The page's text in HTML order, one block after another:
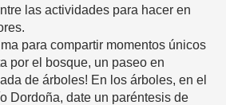
las actividades para hacer en
para compartir momentos únicos
por el bosque, un paseo en
de árboles! En los árboles, en el
Dordoña, date un paréntesis de